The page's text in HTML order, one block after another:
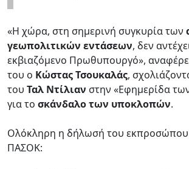
«Η χώρα, στη σημερινή συγκυρία των
γεωπολιτικών εντάσεων, δεν
εκβιαζόμενο Πρωθυπουργό»,
του ο Κώστας Τσουκαλάς,
του Ταλ Ντίλιαν στην «Εφημερίδα
για το σκάνδαλο των υποκλοπών.
Ολόκληρη η δήλωσή του
ΠΑΣΟΚ: